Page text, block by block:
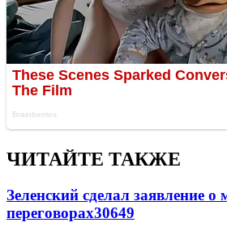
ЧИТАЙТЕ ТАКЖЕ
Зеленский сделал заявление
переговорах30649